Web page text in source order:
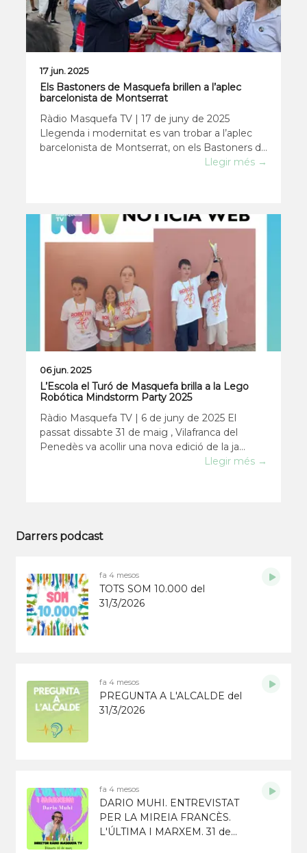
17 jun. 2025
Els Bastoners de Masquefa brillen a l’aplec
barcelonista de Montserrat
Ràdio Masquefa TV | 17 de juny de 2025
Llegenda i modernitat es van trobar a l’aplec
barcelonista de Montserrat, on els Bastoners de
Masquefa van ser protagonistes d’un dels
Llegir més →
06 jun. 2025
L’Escola el Turó de Masquefa brilla a la Lego
Robótica Mindstorm Party 2025
Ràdio Masquefa TV | 6 de juny de 2025 El
passat dissabte 31 de maig , Vilafranca del
Penedès va acollir una nova edició de la ja
tradicional Lego Robótica Mindstorm Party , un
Llegir més →
Darrers podcast
fa 4 mesos
TOTS SOM 10.000 del
31/3/2026
fa 4 mesos
PREGUNTA A L'ALCALDE del
31/3/2026
fa 4 mesos
DARIO MUHI. ENTREVISTAT
PER LA MIREIA FRANCÈS.
L'ÚLTIMA I MARXEM. 31 de